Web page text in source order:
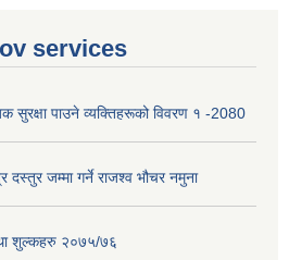
services
सुरक्षा पाउने व्यक्तिहरूको विवरण १ -2080
दस्तुर जम्मा गर्ने राजश्व भौचर नमुना
शुल्कहरु २०७५/७६